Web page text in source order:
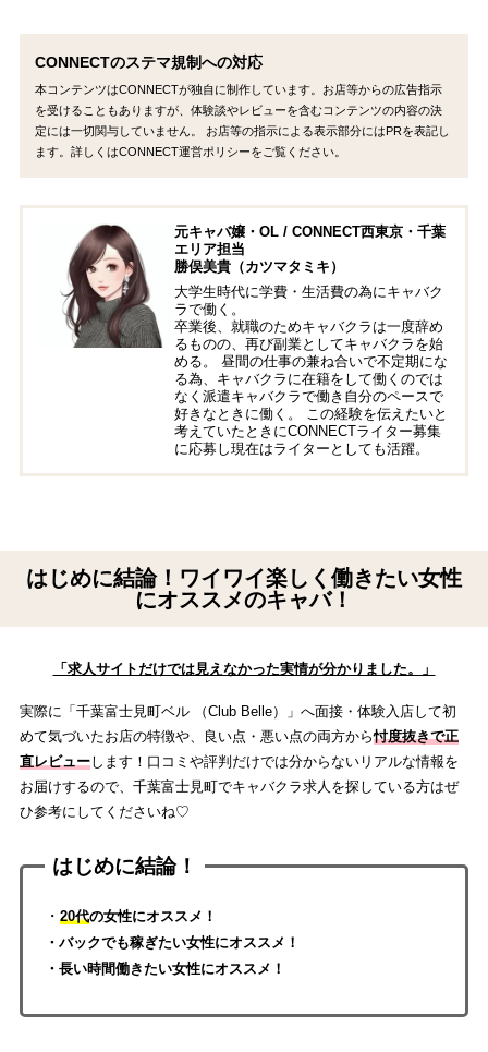
CONNECTのステマ規制への対応
本コンテンツはCONNECTが独自に制作しています。お店等からの広告指示
を受けることもありますが、体験談やレビューを含むコンテンツの内容の決
定には一切関与していません。 お店等の指示による表示部分にはPRを表記し
ます。詳しくはCONNECT運営ポリシーをご覧ください。
元キャバ嬢・OL / CONNECT西東京・千葉
エリア担当
勝俣美貴（カツマタミキ）
大学生時代に学費・生活費の為にキャバク
ラで働く。
卒業後、就職のためキャバクラは一度辞め
るものの、再び副業としてキャバクラを始
める。 昼間の仕事の兼ね合いで不定期にな
る為、キャバクラに在籍をして働くのでは
なく派遣キャバクラで働き自分のペースで
好きなときに働く。 この経験を伝えたいと
考えていたときにCONNECTライター募集
に応募し現在はライターとしても活躍。
はじめに結論！ワイワイ楽しく働きたい女性
にオススメのキャバ！
「求人サイトだけでは見えなかった実情が分かりました。」
実際に「千葉富士見町ベル （Club Belle）」へ面接・体験入店して初
めて気づいたお店の特徴や、良い点・悪い点の両方から忖度抜きで正
直レビューします！口コミや評判だけでは分からないリアルな情報を
お届けするので、千葉富士見町でキャバクラ求人を探している方はぜ
ひ参考にしてくださいね♡
はじめに結論！
・ 20代の女性にオススメ！
・バックでも稼ぎたい女性にオススメ！
・長い時間働きたい女性にオススメ！